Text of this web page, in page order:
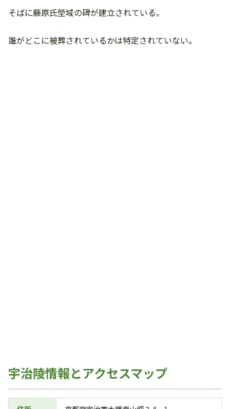
そばに藤原氏塋域の碑が建立されている。
誰がどこに被葬されているかは特定されていない。
宇治陵情報とアクセスマップ